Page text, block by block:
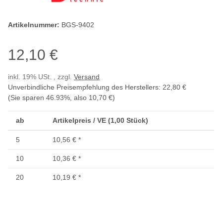
Artikelnummer: BGS-9402
12,10 €
inkl. 19% USt. , zzgl. Versand
Unverbindliche Preisempfehlung des Herstellers: 22,80 €
(Sie sparen 46.93% , also 10,70 €)
ab Artikelpreis / VE (1,00 Stück)
5 10,56 € *
10 10,36 € *
20 10,19 € *